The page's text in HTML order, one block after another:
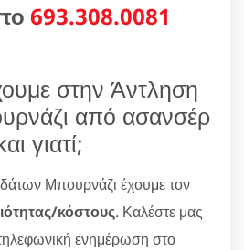
693.308.0081
στην Άντληση
από ασανσέρ
γιατί;
Μπουρνάζι έχουμε τον
κόστους. Καλέστε μας
ενημέρωση στο